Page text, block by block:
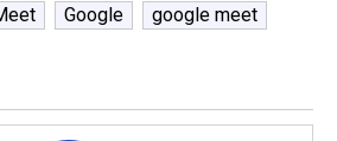
Google google meet